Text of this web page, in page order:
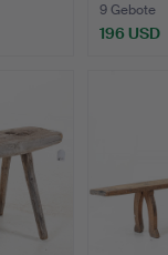
9 Gebote
196 USD